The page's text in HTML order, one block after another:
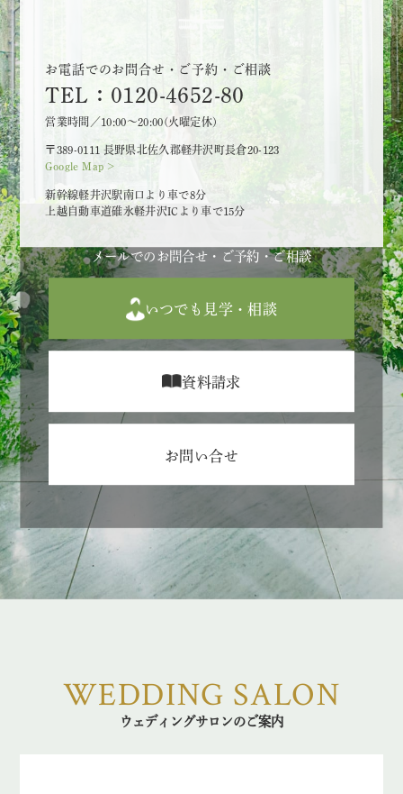
お電話でのお問合せ・ご予約・ご相談
TEL：0120-4652-80
営業時間／10:00～20:00(火曜定休)
〒389-0111 長野県北佐久郡軽井沢町長倉20-123
Google Map >
新幹線軽井沢駅南口より車で8分
上越自動車道碓氷軽井沢ICより車で15分
メールでのお問合せ・ご予約・ご相談
いつでも見学・相談
資料請求
お問い合せ
WEDDING SALON
ウェディングサロンのご案内